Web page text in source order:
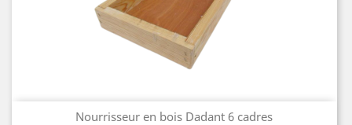
Nourrisseur en bois Dadant 6 cadres